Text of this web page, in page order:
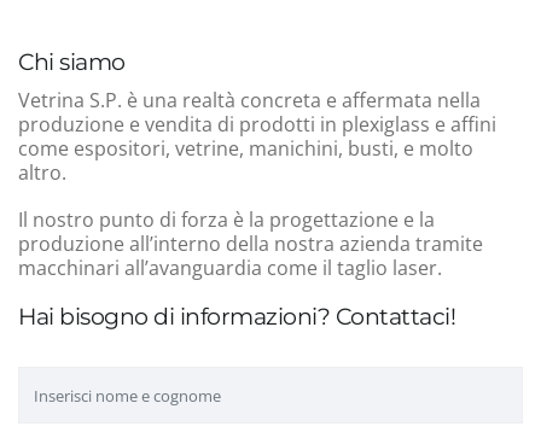
Hai bisogno di informazioni? Contattaci!
Chi siamo
Vetrina S.P. è una realtà concreta e affermata nella
produzione e vendita di prodotti in plexiglass e affini
come espositori, vetrine, manichini, busti, e molto
altro.
Il nostro punto di forza è la progettazione e la
produzione all’interno della nostra azienda tramite
macchinari all’avanguardia come il taglio laser.